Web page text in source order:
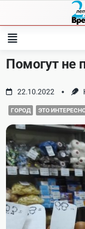
content
Помогут не
22.10.2022
ГОРОД ЭТО